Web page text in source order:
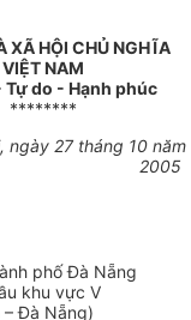
XÃ HỘI CHỦ NGHĨA
VIỆT NAM
Tự do - Hạnh phúc
********
ngày 27 tháng 10 năm
2005
phố Đà Nẵng
khu vực V
– Đà Nẵng)